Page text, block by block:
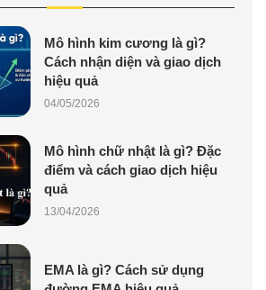
Mô hình kim cương là gì?
Cách nhận diện và giao dịch
hiệu quả
04/05/2026
Mô hình chữ nhật là gì? Đặc
điểm và cách giao dịch hiệu
quả
13/04/2026
EMA là gì? Cách sử dụng